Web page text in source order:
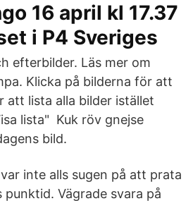
16 april kl 17.37
i P4 Sveriges
efterbilder. Läs mer om
Klicka på bilderna för att
att lista alla bilder istället
lista" Kuk röv gnejse
bild.
inte alls sugen på att prata
punktid. Vägrade svara på